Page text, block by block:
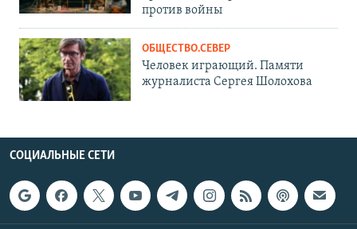
против войны
ОБЩЕСТВО.СЕВЕР
Человек играющий. Памяти
журналиста Сергея Шолохова
СОЦИАЛЬНЫЕ СЕТИ